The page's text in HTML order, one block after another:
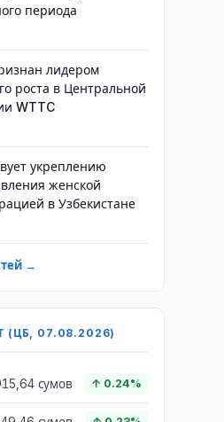
периода
лидером
роста в Центральной
WTTC
укреплению
женской
в Узбекистане
→
(ЦБ, 07.08.2026)
сумов ↑ 0.24%